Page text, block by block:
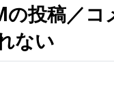
の投稿／
ない